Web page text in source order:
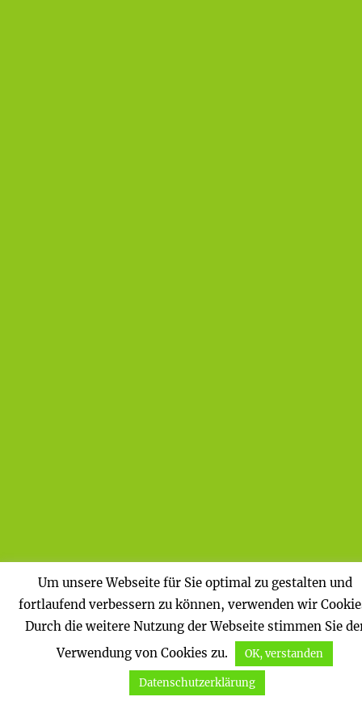
Um unsere Webseite für Sie optimal zu gestalten und
fortlaufend verbessern zu können, verwenden wir
Durch die weitere Nutzung der Webseite stimmen Sie
Verwendung von Cookies zu.
OK, verstanden
Datenschutzerklärung